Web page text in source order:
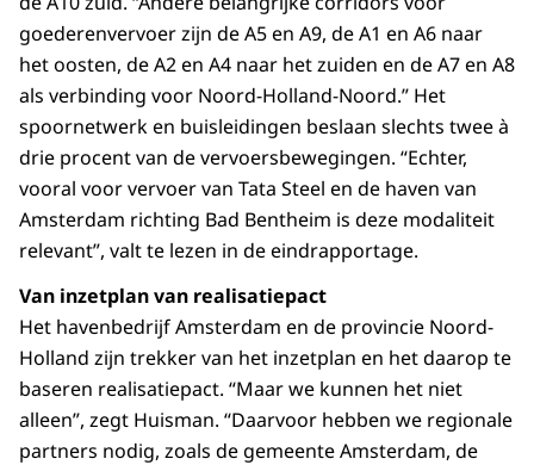
goederenvervoer zijn de A5 en A9, de A1 en A6 naar
het oosten, de A2 en A4 naar het zuiden en de A7 en A8
als verbinding voor Noord-Holland-Noord.” Het
spoornetwerk en buisleidingen beslaan slechts twee à
drie procent van de vervoersbewegingen. “Echter,
vooral voor vervoer van Tata Steel en de haven van
Amsterdam richting Bad Bentheim is deze modaliteit
relevant”, valt te lezen in de eindrapportage.
Van inzetplan van realisatiepact
Het havenbedrijf Amsterdam en de provincie Noord-
Holland zijn trekker van het inzetplan en het daarop te
baseren realisatiepact. “Maar we kunnen het niet
alleen”, zegt Huisman. “Daarvoor hebben we regionale
partners nodig, zoals de gemeente Amsterdam, de